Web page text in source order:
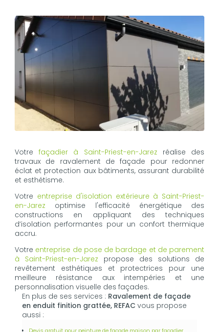
Votrefaçadier à Saint-Priest-en-Jarez réalise des
travaux de ravalement de façade pour redonner
éclat et protection aux bâtiments, assurant durabilité
et esthétisme.
Votre entreprise d'isolation extérieure à Saint-Priest-
en-Jarez optimise l'efficacité énergétique des
constructions en appliquant des techniques
d’isolation performantes pour un confort thermique
accru.
Votre entreprise de pose de bardage et de parement
à Saint-Priest-en-Jarez propose des solutions de
revêtement esthétiques et protectrices pour une
meilleure résistance aux intempéries et une
personnalisation visuelle des façades.
En plus de ses services : Ravalement de façade
en enduit finition grattée, REFAC vous propose
aussi :